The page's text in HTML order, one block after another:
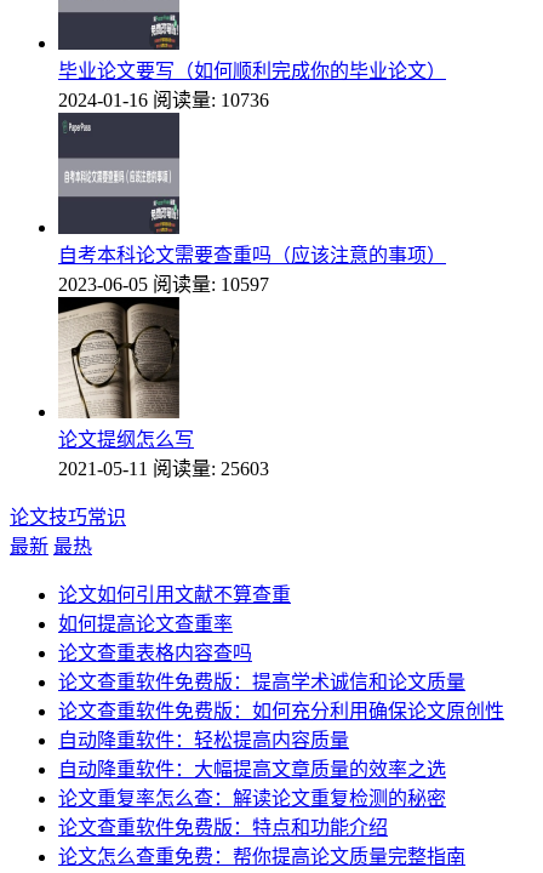
毕业论文要写（如何顺利完成你的毕业论文）
2024-01-16 阅读量: 10736
自考本科论文需要查重吗（应该注意的事项）
2023-06-05 阅读量: 10597
论文提纲怎么写
2021-05-11 阅读量: 25603
论文技巧常识
最新 最热
论文如何引用文献不算查重
如何提高论文查重率
论文查重表格内容查吗
论文查重软件免费版：提高学术诚信和论文质量
论文查重软件免费版：如何充分利用确保论文原创性
自动降重软件：轻松提高内容质量
自动降重软件：大幅提高文章质量的效率之选
论文重复率怎么查：解读论文重复检测的秘密
论文查重软件免费版：特点和功能介绍
论文怎么查重免费：帮你提高论文质量完整指南